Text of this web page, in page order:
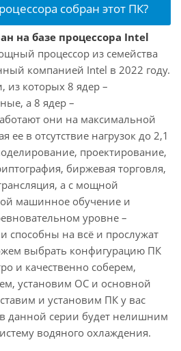
собран этот ПК?
на базе процессора Intel
процессор из семейства
компанией Intel в 2022 году.
которых 8 ядер –
а 8 ядер –
они на максимальной
ее в отсутствие нагрузок до 2,1
проектирование,
биржевая торговля,
а с мощной
машинное обучение и
уровне –
способны на всё и прослужат
выбрать конфигурацию ПК
и качественно соберем,
установим ОС и основной
и установим ПК у вас
данной серии будет нелишним
водяного охлаждения.